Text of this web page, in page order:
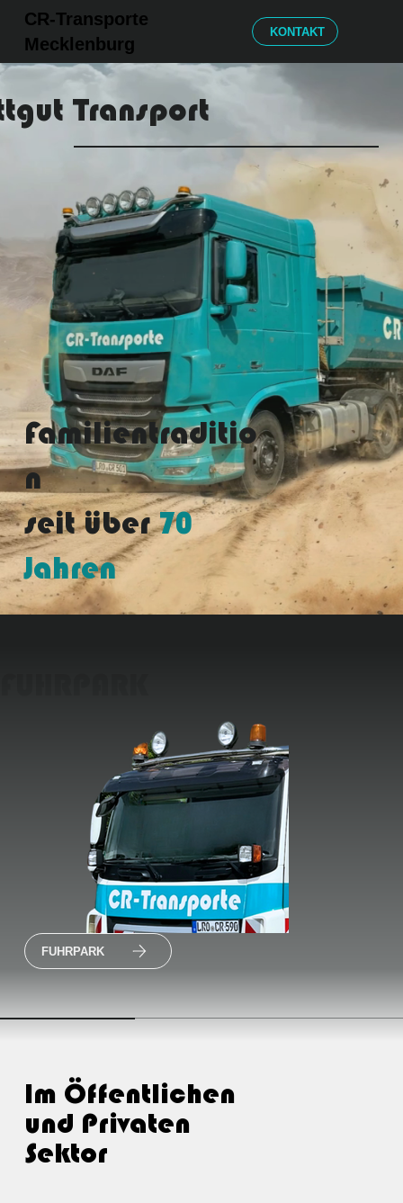
CR-Transporte
Mecklenburg
KONTAKT
Transport
Familientraditio
n
seit über 70
Jahren
FUHRPARK
Im Öffentlichen
und Privaten
Sektor
Im Öffentlichen
und Privaten
Sektor